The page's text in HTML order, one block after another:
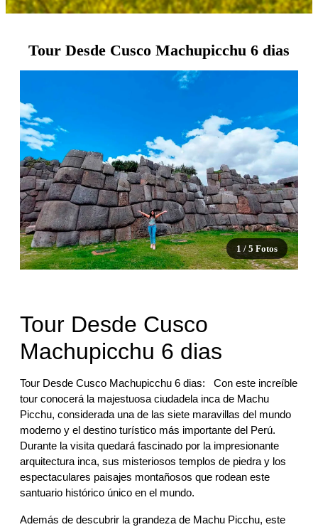
Tour Desde Cusco Machupicchu 6 dias
1 / 5 Fotos
Tour Desde Cusco
Machupicchu 6 dias
Tour Desde Cusco Machupicchu 6 dias: Con este increíble
tour conocerá la majestuosa ciudadela inca de Machu
Picchu, considerada una de las siete maravillas del mundo
moderno y el destino turístico más importante del Perú.
Durante la visita quedará fascinado por la impresionante
arquitectura inca, sus misteriosos templos de piedra y los
espectaculares paisajes montañosos que rodean este
santuario histórico único en el mundo.
Además de descubrir la grandeza de Machu Picchu, este